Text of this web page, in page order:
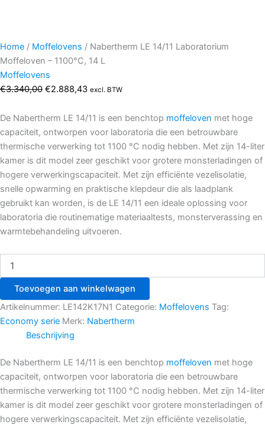
Home / Moffelovens / Nabertherm LE 14/11 Laboratorium
Moffeloven – 1100°C, 14 L
Moffelovens
€3.340,00 €2.888,43 excl. BTW
De Nabertherm LE 14/11 is een benchtop moffeloven met hoge
capaciteit, ontworpen voor laboratoria die een betrouwbare
thermische verwerking tot 1100 °C nodig hebben. Met zijn 14-liter
kamer is dit model zeer geschikt voor grotere monsterladingen of
hogere verwerkingscapaciteit. Met zijn efficiënte vezelisolatie,
snelle opwarming en praktische klepdeur die als laadplank
gebruikt kan worden, is de LE 14/11 een ideale oplossing voor
laboratoria die routinematige materiaaltests, monsterverassing en
warmtebehandeling uitvoeren.
Toevoegen aan winkelwagen
Artikelnummer: LE142K17N1 Categorie: Moffelovens Tag:
Economy serie Merk: Nabertherm
Beschrijving
De Nabertherm LE 14/11 is een benchtop moffeloven met hoge
capaciteit, ontworpen voor laboratoria die een betrouwbare
thermische verwerking tot 1100 °C nodig hebben. Met zijn 14-liter
kamer is dit model zeer geschikt voor grotere monsterladingen of
hogere verwerkingscapaciteit. Met zijn efficiënte vezelisolatie,